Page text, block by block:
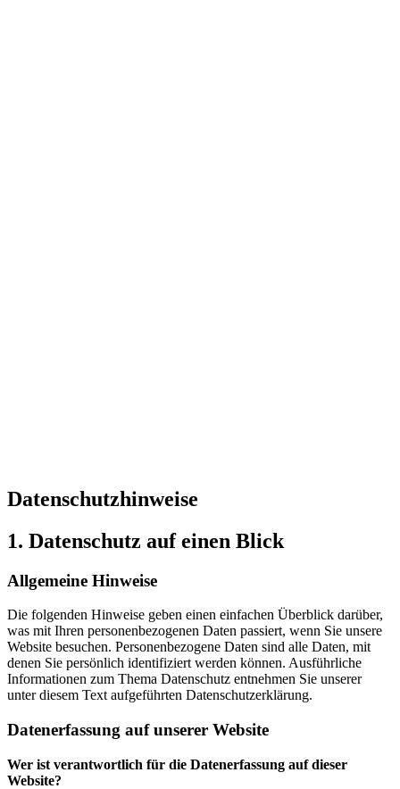
Datenschutzhinweise
1. Datenschutz auf einen Blick
Allgemeine Hinweise
Die folgenden Hinweise geben einen einfachen Überblick darüber,
was mit Ihren personenbezogenen Daten passiert, wenn Sie unsere
Website besuchen. Personenbezogene Daten sind alle Daten, mit
denen Sie persönlich identifiziert werden können. Ausführliche
Informationen zum Thema Datenschutz entnehmen Sie unserer
unter diesem Text aufgeführten Datenschutzerklärung.
Datenerfassung auf unserer Website
Wer ist verantwortlich für die Datenerfassung auf dieser
Website?